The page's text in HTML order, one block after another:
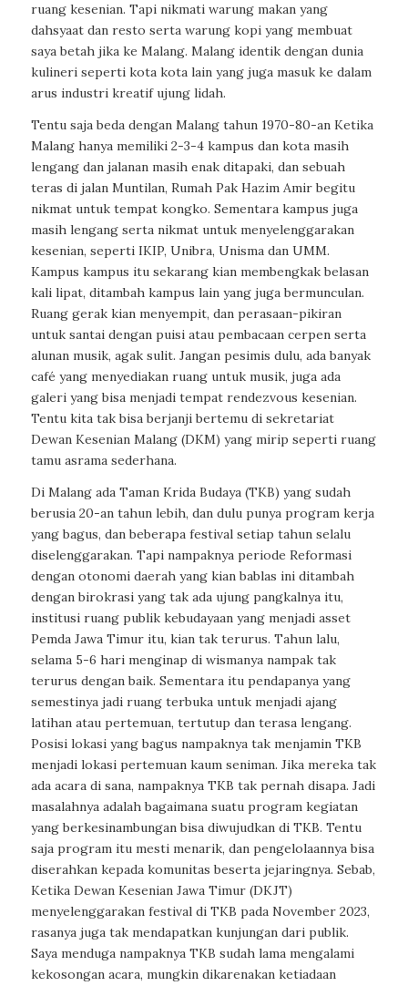
ruang kesenian. Tapi nikmati warung makan yang
dahsyaat dan resto serta warung kopi yang membuat
saya betah jika ke Malang. Malang identik dengan dunia
kulineri seperti kota kota lain yang juga masuk ke dalam
arus industri kreatif ujung lidah.
Tentu saja beda dengan Malang tahun 1970-80-an Ketika
Malang hanya memiliki 2-3-4 kampus dan kota masih
lengang dan jalanan masih enak ditapaki, dan sebuah
teras di jalan Muntilan, Rumah Pak Hazim Amir begitu
nikmat untuk tempat kongko. Sementara kampus juga
masih lengang serta nikmat untuk menyelenggarakan
kesenian, seperti IKIP, Unibra, Unisma dan UMM.
Kampus kampus itu sekarang kian membengkak belasan
kali lipat, ditambah kampus lain yang juga bermunculan.
Ruang gerak kian menyempit, dan perasaan-pikiran
untuk santai dengan puisi atau pembacaan cerpen serta
alunan musik, agak sulit. Jangan pesimis dulu, ada banyak
café yang menyediakan ruang untuk musik, juga ada
galeri yang bisa menjadi tempat rendezvous kesenian.
Tentu kita tak bisa berjanji bertemu di sekretariat
Dewan Kesenian Malang (DKM) yang mirip seperti ruang
tamu asrama sederhana.
Di Malang ada Taman Krida Budaya (TKB) yang sudah
berusia 20-an tahun lebih, dan dulu punya program kerja
yang bagus, dan beberapa festival setiap tahun selalu
diselenggarakan. Tapi nampaknya periode Reformasi
dengan otonomi daerah yang kian bablas ini ditambah
dengan birokrasi yang tak ada ujung pangkalnya itu,
institusi ruang publik kebudayaan yang menjadi asset
Pemda Jawa Timur itu, kian tak terurus. Tahun lalu,
selama 5-6 hari menginap di wismanya nampak tak
terurus dengan baik. Sementara itu pendapanya yang
semestinya jadi ruang terbuka untuk menjadi ajang
latihan atau pertemuan, tertutup dan terasa lengang.
Posisi lokasi yang bagus nampaknya tak menjamin TKB
menjadi lokasi pertemuan kaum seniman. Jika mereka tak
ada acara di sana, nampaknya TKB tak pernah disapa. Jadi
masalahnya adalah bagaimana suatu program kegiatan
yang berkesinambungan bisa diwujudkan di TKB. Tentu
saja program itu mesti menarik, dan pengelolaannya bisa
diserahkan kepada komunitas beserta jejaringnya. Sebab,
Ketika Dewan Kesenian Jawa Timur (DKJT)
menyelenggarakan festival di TKB pada November 2023,
rasanya juga tak mendapatkan kunjungan dari publik.
Saya menduga nampaknya TKB sudah lama mengalami
kekosongan acara, mungkin dikarenakan ketiadaan